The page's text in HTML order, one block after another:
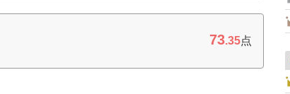
73.35点